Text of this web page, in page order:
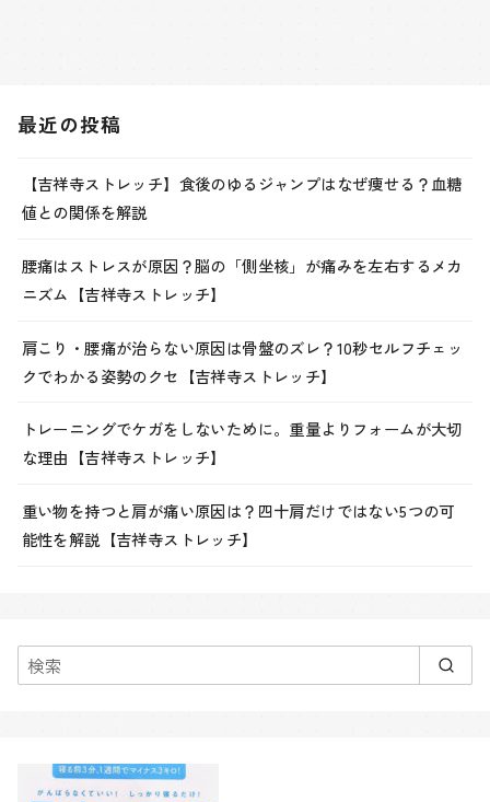
最近の投稿
【吉祥寺ストレッチ】食後のゆるジャンプはなぜ痩せる？血糖
値との関係を解説
腰痛はストレスが原因？脳の「側坐核」が痛みを左右するメカ
ニズム【吉祥寺ストレッチ】
肩こり・腰痛が治らない原因は骨盤のズレ？10秒セルフチェッ
クでわかる姿勢のクセ【吉祥寺ストレッチ】
トレーニングでケガをしないために。重量よりフォームが大切
な理由【吉祥寺ストレッチ】
重い物を持つと肩が痛い原因は？四十肩だけではない5つの可
能性を解説【吉祥寺ストレッチ】